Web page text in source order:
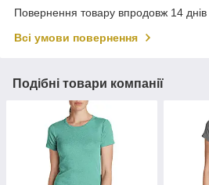
Повернення товару впродовж 14 днів
Всі умови повернення
Подібні товари компанії